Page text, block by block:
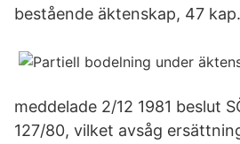
bestående äktenskap, 47 kap.
meddelade 2/12 1981 beslut
127/80, vilket avsåg